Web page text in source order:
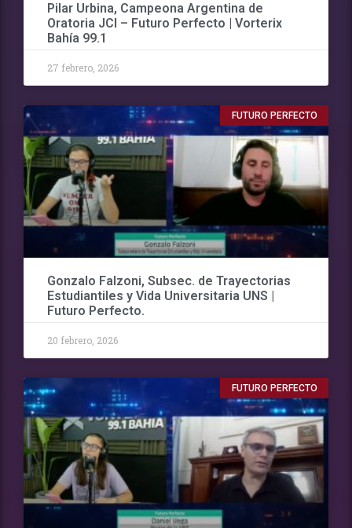
Pilar Urbina, Campeona Argentina de
Oratoria JCI – Futuro Perfecto | Vorterix
Bahía 99.1
27 febrero, 2026
FUTURO PERFECTO
Gonzalo Falzoni, Subsec. de Trayectorias
Estudiantiles y Vida Universitaria UNS |
Futuro Perfecto.
20 febrero, 2026
FUTURO PERFECTO